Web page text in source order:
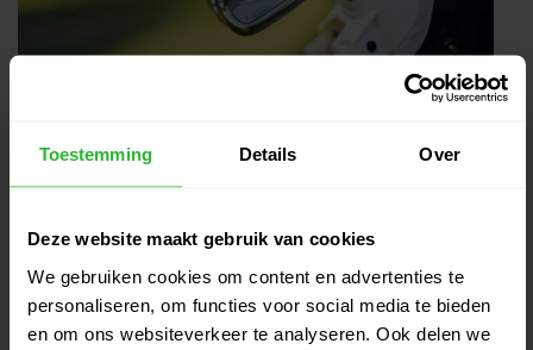
Toestemming Details Over
Deze website maakt gebruik van cookies
We gebruiken cookies om content en advertenties te
personaliseren, om functies voor social media te bieden
en om ons websiteverkeer te analyseren. Ook delen we